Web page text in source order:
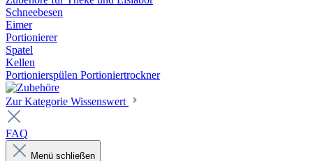
Schneebesen
Eimer
Portionierer
Spatel
Kellen
Portionierspülen Portioniertrockner
Zur Kategorie Wissenswert
FAQ
Menü schließen